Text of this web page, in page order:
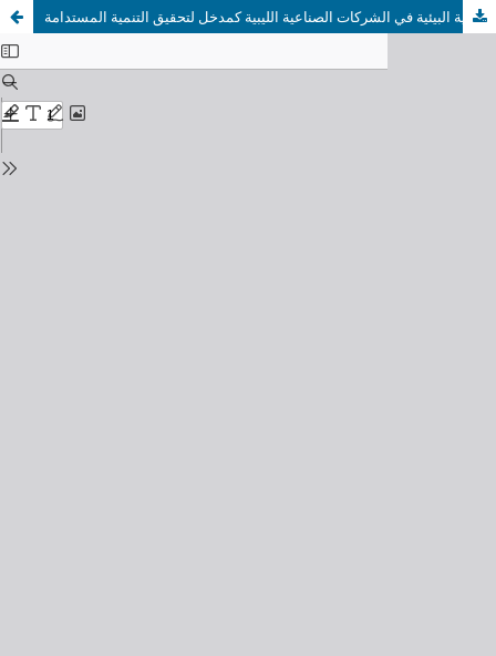
المراجعة الداخلية البيئية في الشركات الصناعية الليبية كمدخل لتحقيق التنمية المستدامة